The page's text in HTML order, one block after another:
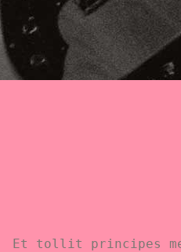
Et tollit principes